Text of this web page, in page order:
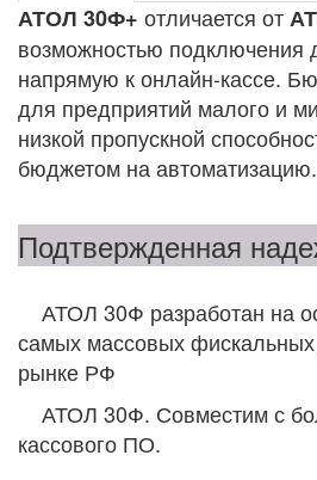
АТОЛ 30Ф+ отличается от
возможностью подключения
напрямую к онлайн-кассе.
для предприятий малого и
низкой пропускной
бюджетом на автоматизацию.
Подтвержденная
АТОЛ 30Ф разработан на
самых массовых фискальных
рынке РФ
АТОЛ 30Ф. Совместим с
кассового ПО.